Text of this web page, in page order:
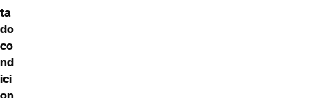
ta
do
co
nd
ici